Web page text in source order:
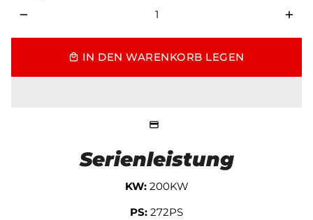
remove add
local_mall IN DEN WARENKORB LEGEN
Serienleistung
KW: 200KW
PS: 272PS